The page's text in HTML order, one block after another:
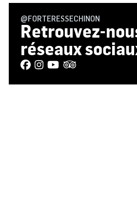
@FORTERESSECHINON
Retrouvez-
réseaux